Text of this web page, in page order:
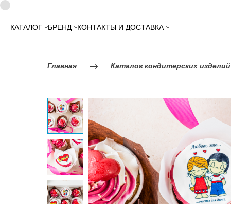
КАТАЛОГ БРЕНД КОНТАКТЫ И ДОСТАВКА
Главная Каталог кондитерских изделий